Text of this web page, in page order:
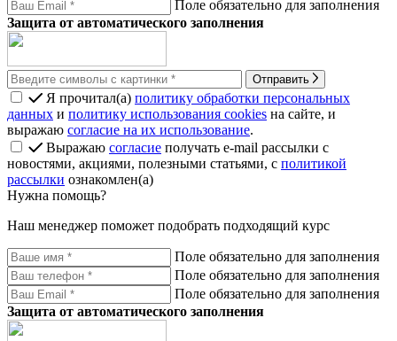
Поле обязательно для заполнения
Защита от автоматического заполнения
Отправить
Я прочитал(а) политику обработки персональных
данных и политику использования cookies на сайте, и
выражаю согласие на их использование.
Выражаю согласие получать e-mail рассылки с
новостями, акциями, полезными статьями, с политикой
рассылки ознакомлен(а)
Нужна помощь?
Наш менеджер поможет подобрать подходящий курс
Поле обязательно для заполнения
Поле обязательно для заполнения
Поле обязательно для заполнения
Защита от автоматического заполнения